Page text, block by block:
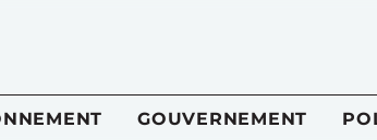
GOUVERNEMENT